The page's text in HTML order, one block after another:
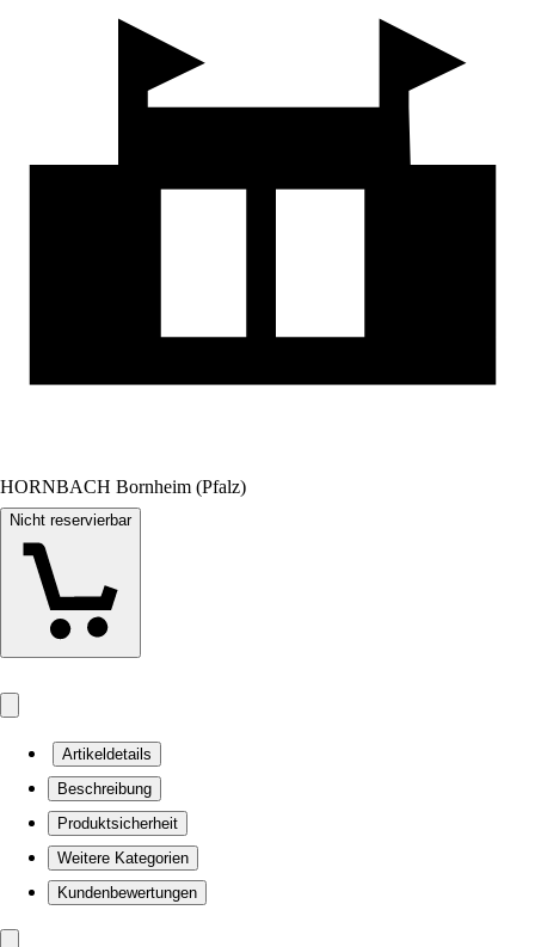
HORNBACH Bornheim (Pfalz)
Nicht reservierbar
Artikeldetails
Beschreibung
Produktsicherheit
Weitere Kategorien
Kundenbewertungen